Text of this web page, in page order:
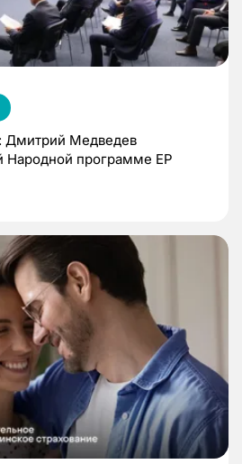
Дмитрий Медведев
Народной программе ЕР